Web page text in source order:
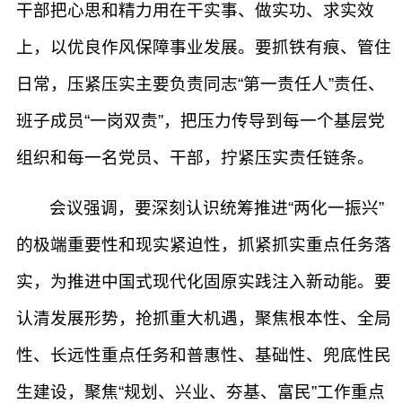
干部把心思和精力用在干实事、做实功、求实效
上，以优良作风保障事业发展。要抓铁有痕、管住
日常，压紧压实主要负责同志“第一责任人”责任、
班子成员“一岗双责”，把压力传导到每一个基层党
组织和每一名党员、干部，拧紧压实责任链条。
会议强调，要深刻认识统筹推进“两化一振兴”
的极端重要性和现实紧迫性，抓紧抓实重点任务落
实，为推进中国式现代化固原实践注入新动能。要
认清发展形势，抢抓重大机遇，聚焦根本性、全局
性、长远性重点任务和普惠性、基础性、兜底性民
生建设，聚焦“规划、兴业、夯基、富民”工作重点